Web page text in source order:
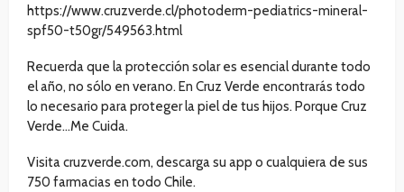
https://www.cruzverde.cl/photoderm-pediatrics-mineral-
spf50-t50gr/549563.html
Recuerda que la protección solar es esencial durante todo
el año, no sólo en verano. En Cruz Verde encontrarás todo
lo necesario para proteger la piel de tus hijos. Porque Cruz
Verde…Me Cuida.
Visita cruzverde.com, descarga su app o cualquiera de sus
750 farmacias en todo Chile.